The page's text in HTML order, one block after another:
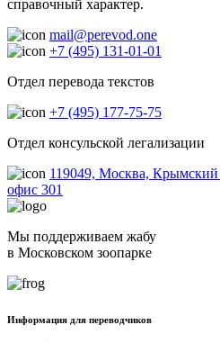
справочный характер.
mail@perevod.one
+7 (495) 131-01-01
Отдел перевода текстов
+7 (495) 177-75-75
Отдел консульской легализации
119049, Москва, Крымский
офис 301
Мы поддерживаем жабу
в Московском зоопарке
Информация для переводчиков